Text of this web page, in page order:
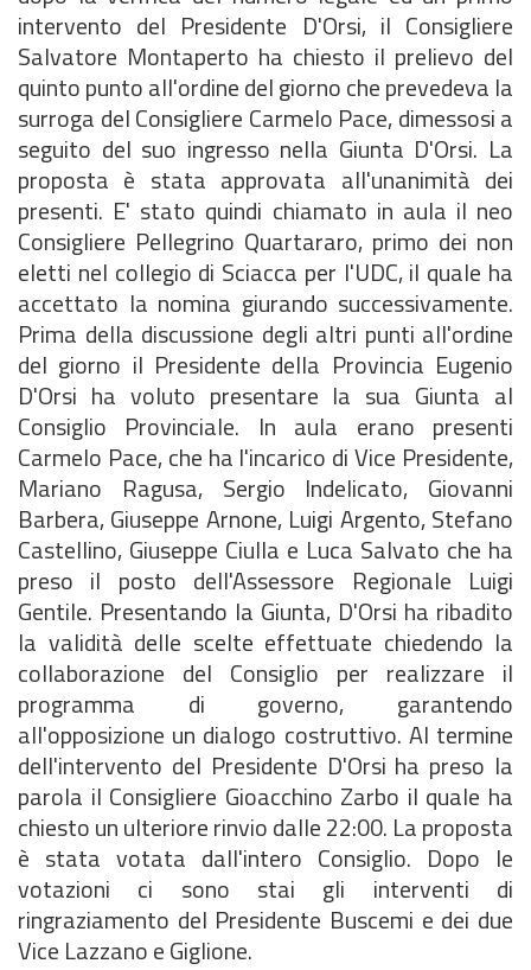
intervento del Presidente D'Orsi, il Consigliere
Salvatore Montaperto ha chiesto il prelievo del
quinto punto all'ordine del giorno che prevedeva la
surroga del Consigliere Carmelo Pace, dimessosi a
seguito del suo ingresso nella Giunta D'Orsi. La
proposta è stata approvata all'unanimità dei
presenti. E' stato quindi chiamato in aula il neo
Consigliere Pellegrino Quartararo, primo dei non
eletti nel collegio di Sciacca per l'UDC, il quale ha
accettato la nomina giurando successivamente.
Prima della discussione degli altri punti all'ordine
del giorno il Presidente della Provincia Eugenio
D'Orsi ha voluto presentare la sua Giunta al
Consiglio Provinciale. In aula erano presenti
Carmelo Pace, che ha l'incarico di Vice Presidente,
Mariano Ragusa, Sergio Indelicato, Giovanni
Barbera, Giuseppe Arnone, Luigi Argento, Stefano
Castellino, Giuseppe Ciulla e Luca Salvato che ha
preso il posto dell'Assessore Regionale Luigi
Gentile. Presentando la Giunta, D'Orsi ha ribadito
la validità delle scelte effettuate chiedendo la
collaborazione del Consiglio per realizzare il
programma di governo, garantendo
all'opposizione un dialogo costruttivo. Al termine
dell'intervento del Presidente D'Orsi ha preso la
parola il Consigliere Gioacchino Zarbo il quale ha
chiesto un ulteriore rinvio dalle 22:00. La proposta
è stata votata dall'intero Consiglio. Dopo le
votazioni ci sono stai gli interventi di
ringraziamento del Presidente Buscemi e dei due
Vice Lazzano e Giglione.